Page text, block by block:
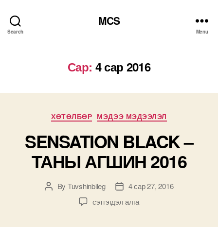
Search
MCS
Menu
Сар: 4 сар 2016
Categories
ХӨТӨЛБӨР МЭДЭЭ МЭДЭЭЛЭЛ
SENSATION BLACK –
ТАНЫ АГШИН 2016
PostBy Tuvshinbileg
Post4 сар 27, 2016
SENSATION
сэтгэгдэл алга